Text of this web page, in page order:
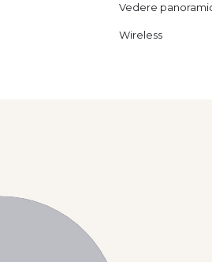
Vedere
Wireless